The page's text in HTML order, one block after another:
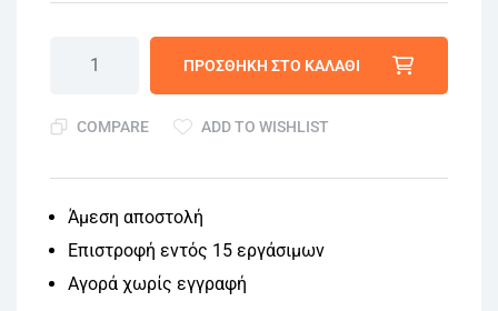
ΠΡΟΣΘΉΚΗ ΣΤΟ ΚΑΛΆΘΙ
COMPARE ADD TO WISHLIST
Άμεση αποστολή
Επιστροφή εντός 15 εργάσιμων
Αγορά χωρίς εγγραφή